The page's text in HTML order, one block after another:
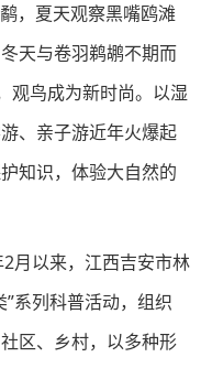
，夏天观察黑嘴鸥滩
天与卷羽鹈鹕不期而
观鸟成为新时尚。以湿
、亲子游近年火爆起
知识，体验大自然的
月以来，江西吉安市林
系列科普活动，组织
区、乡村，以多种形